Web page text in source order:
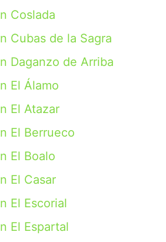
Coslada
Cubas de la Sagra
Daganzo de Arriba
El Álamo
El Atazar
El Berrueco
El Boalo
El Casar
El Escorial
El Espartal